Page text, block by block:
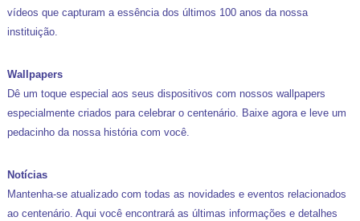
vídeos que capturam a essência dos últimos 100 anos da nossa
instituição.
Wallpapers
Dê um toque especial aos seus dispositivos com nossos wallpapers
especialmente criados para celebrar o centenário. Baixe agora e leve um
pedacinho da nossa história com você.
Notícias
Mantenha-se atualizado com todas as novidades e eventos relacionados
ao centenário. Aqui você encontrará as últimas informações e detalhes